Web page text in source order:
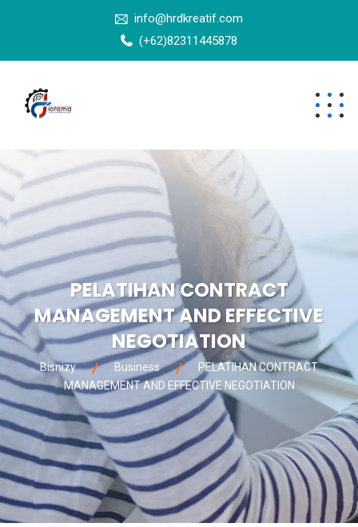
info@hrdkreatif.com
(+62)82311445878
PELATIHAN CONTRACT
MANAGEMENT AND EFFECTIVE
NEGOTIATION
Bisnizy Business
PELATIHAN CONTRACT
MANAGEMENT AND EFFECTIVE NEGOTIATION